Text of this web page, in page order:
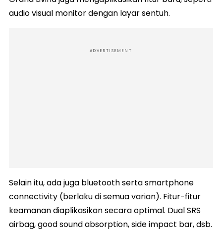
audio visual monitor dengan layar sentuh.
ADVERTISEMENT
Selain itu, ada juga bluetooth serta smartphone
connectivity (berlaku di semua varian). Fitur-fitur
keamanan diaplikasikan secara optimal. Dual SRS
airbag, good sound absorption, side impact bar, dsb.